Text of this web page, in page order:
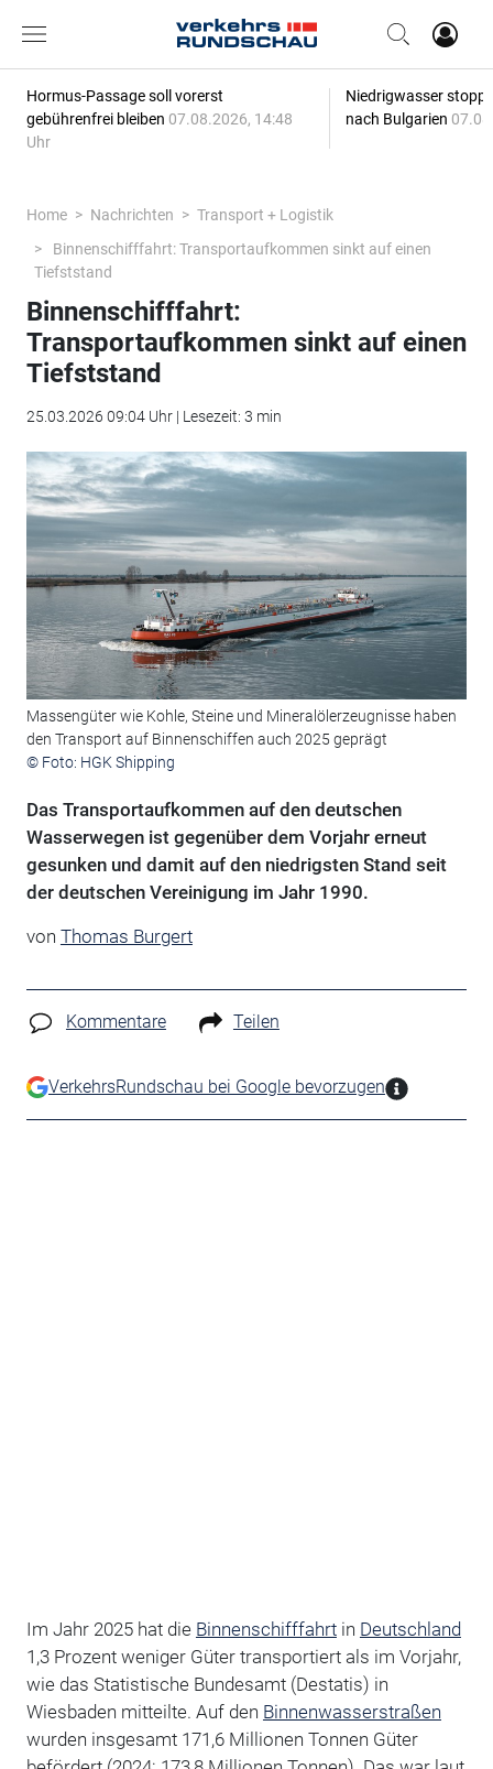
Hormus-Passage soll vorerst
gebührenfrei bleiben 07.08.2026, 14:48
Uhr
Niedrigwasser
nach Bulgarien
Home Nachrichten
Transport + Logistik
Binnenschifffahrt: Transportaufkommen sinkt auf einen
Tiefststand
Binnenschifffahrt:
Transportaufkommen sinkt auf einen
Tiefststand
25.03.2026 09:04 Uhr | Lesezeit: 3 min
Massengüter wie Kohle, Steine und Mineralölerzeugnisse haben
den Transport auf Binnenschiffen auch 2025 geprägt
© Foto: HGK Shipping
Das Transportaufkommen auf den deutschen
Wasserwegen ist gegenüber dem Vorjahr erneut
gesunken und damit auf den niedrigsten Stand seit
der deutschen Vereinigung im Jahr 1990.
von Thomas Burgert
Kommentare Teilen
VerkehrsRundschau bei Google bevorzugen
Im Jahr 2025 hat die Binnenschifffahrtin Deutschland
1,3 Prozent weniger Güter transportiert als im Vorjahr,
wie das Statistische Bundesamt (Destatis) in
Wiesbaden mitteilte. Auf den Binnenwasserstraßen
wurden insgesamt 171,6 Millionen Tonnen Güter